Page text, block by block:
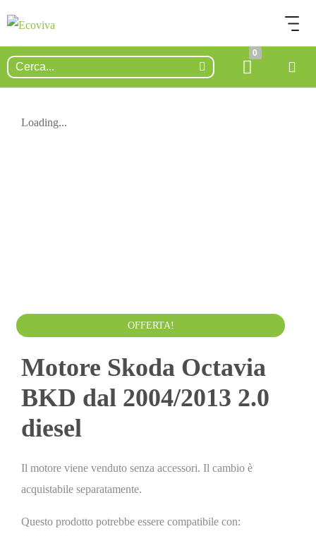
0
Loading...
OFFERTA!
Da IVA esclusa
Motore Skoda Octavia
BKD dal 2004/2013 2.0
diesel
Il motore viene venduto senza accessori. Il cambio è
acquistabile separatamente.
Questo prodotto potrebbe essere compatibile con: